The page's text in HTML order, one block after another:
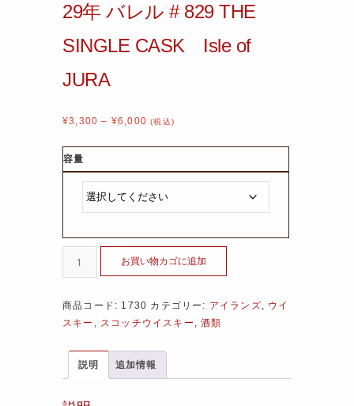
29年 バレル # 829 THE
SINGLE CASK Isle of
JURA
¥3,300 – ¥6,000 (税込)
容量
お買い物カゴに追加
商品コード: 1730 カテゴリー: アイランズ, ウイ
スキー , スコッチウイスキー ,酒類
説明 追加情報